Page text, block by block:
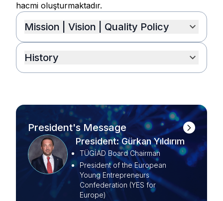
hacmi oluşturmaktadır.
Mission | Vision | Quality Policy
History
President's Message
President: Gürkan Yıldırım
TÜGİAD Board Chairman
President of the European
Young Entrepreneurs
Confederation (YES for
Europe)